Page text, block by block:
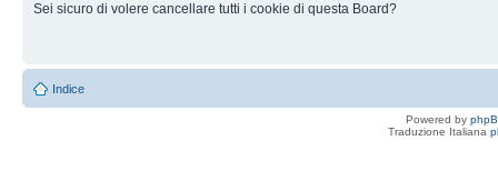
Sei sicuro di volere cancellare tutti i cookie di questa Board?
Indice
Powered by
Traduzione Italiana